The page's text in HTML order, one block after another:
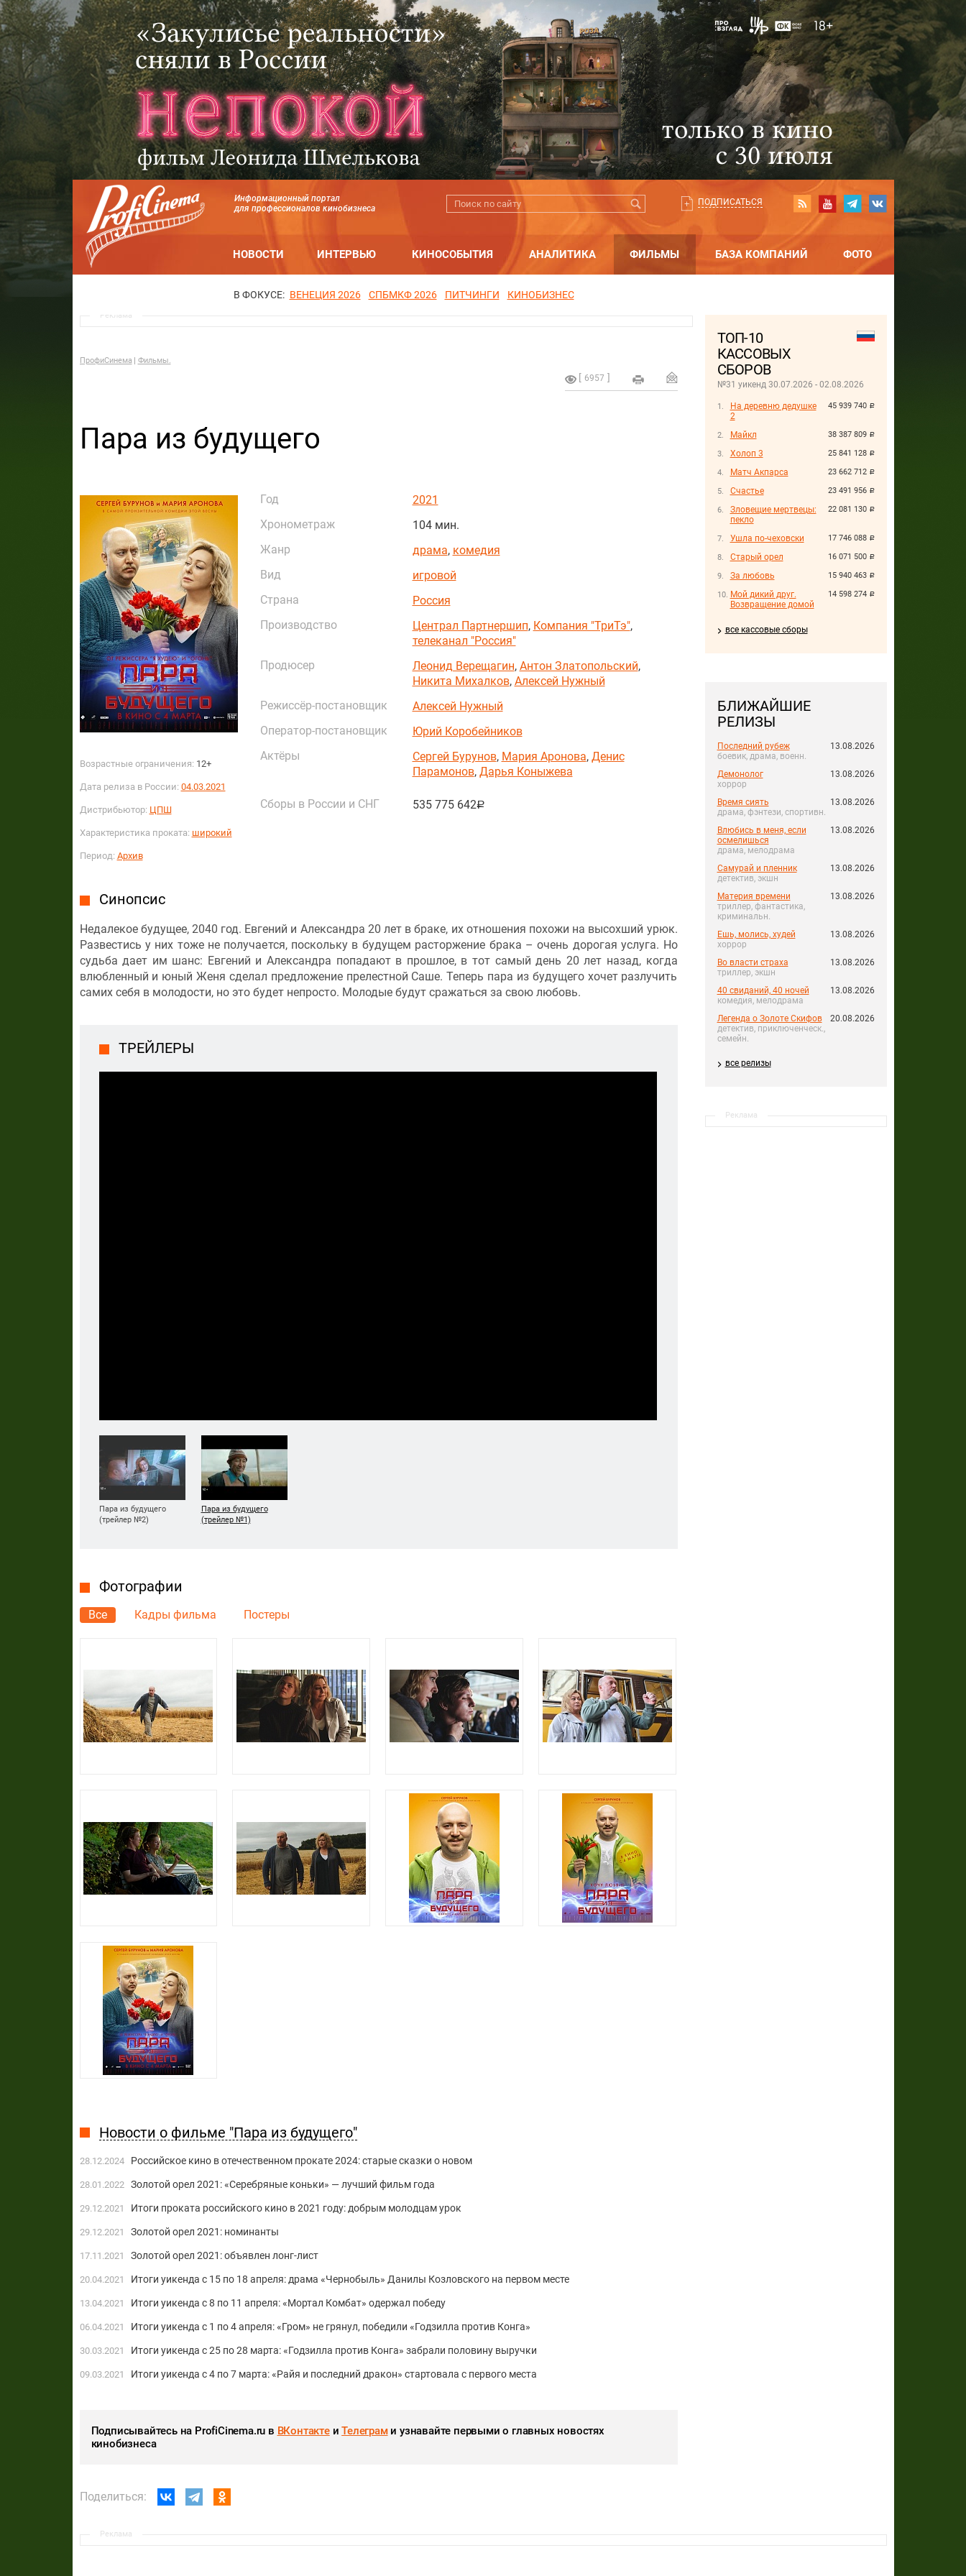
Информационный портал
для профессионалов кинобизнеса
ПОДПИСАТЬСЯ
НОВОСТИ ИНТЕРВЬЮ КИНОСОБЫТИЯ АНАЛИТИКА ФИЛЬМЫ БАЗА КОМПАНИЙ ФОТО
В ФОКУСЕ: ВЕНЕЦИЯ 2026 СПБМКФ 2026 ПИТЧИНГИ КИНОБИЗНЕС
ТОП-10
КАССОВЫХ
СБОРОВ
№31 уикенд 30.07.2026 - 02.08.2026
45 939 740 руб.
На деревню дедушке
2
38 387 809 руб.
Майкл
25 841 128 руб.
Холоп 3
23 662 712 руб.
Матч Акпарса
23 491 956 руб.
Счастье
22 081 130 руб.
Зловещие мертвецы:
пекло
17 746 088 руб.
Ушла по-чеховски
16 071 500 руб.
Старый орел
15 940 463 руб.
За любовь
14 598 274 руб.
Мой дикий друг.
Возвращение домой
все кассовые сборы
БЛИЖАЙШИЕ
РЕЛИЗЫ
Последний рубеж
боевик, драма, военн.
13.08.2026
Демонолог
хоррор
13.08.2026
Время сиять
драма, фэнтези, спортивн.
13.08.2026
Влюбись в меня, если
осмелишься
драма, мелодрама
13.08.2026
Самурай и пленник
детектив, экшн
13.08.2026
Материя времени
триллер, фантастика,
криминальн.
13.08.2026
Ешь, молись, худей
хоррор
13.08.2026
Во власти страха
триллер, экшн
13.08.2026
40 свиданий, 40 ночей
комедия, мелодрама
13.08.2026
Легенда о Золоте Скифов
детектив, приключенческ.,
семейн.
20.08.2026
все релизы
Реклама
Реклама
ПрофиСинема Фильмы.
6957
Пара из будущего
Возрастные ограничения: 12+
Дата релиза в России: 04.03.2021
Дистрибьютор: ЦПШ
Характеристика проката: широкий
Период: Архив
Год
2021
Хронометраж
104 мин.
Жанр
драма, комедия
Вид
игровой
Страна
Россия
Производство
Централ Партнершип, Компания "ТриТэ",
телеканал "Россия"
Продюсер
Леонид Верещагин, Антон Златопольский,
Никита Михалков, Алексей Нужный
Режиссёр-постановщик
Алексей Нужный
Оператор-постановщик
Юрий Коробейников
Актёры
Сергей Бурунов, Мария Аронова, Денис
Парамонов, Дарья Коныжева
Сборы в России и СНГ 535 775 642руб.
Синопсис
Недалекое будущее, 2040 год. Евгений и Александра 20 лет в браке, их отношения похожи на высохший урюк.
Развестись у них тоже не получается, поскольку в будущем расторжение брака – очень дорогая услуга. Но
судьба дает им шанс: Евгений и Александра попадают в прошлое, в тот самый день 20 лет назад, когда
влюбленный и юный Женя сделал предложение прелестной Саше. Теперь пара из будущего хочет разлучить
самих себя в молодости, но это будет непросто. Молодые будут сражаться за свою любовь.
ТРЕЙЛЕРЫ
Пара из будущего
(трейлер №2)
Пара из будущего
(трейлер №1)
Фотографии
Все Кадры фильма Постеры
Новости о фильме "Пара из будущего"
28.12.2024 Российское кино в отечественном прокате 2024: старые сказки о новом
28.01.2022 Золотой орел 2021: «Серебряные коньки» — лучший фильм года
29.12.2021 Итоги проката российского кино в 2021 году: добрым молодцам урок
29.12.2021 Золотой орел 2021: номинанты
17.11.2021 Золотой орел 2021: объявлен лонг-лист
20.04.2021 Итоги уикенда с 15 по 18 апреля: драма «Чернобыль» Данилы Козловского на первом месте
13.04.2021 Итоги уикенда с 8 по 11 апреля: «Мортал Комбат» одержал победу
06.04.2021 Итоги уикенда с 1 по 4 апреля: «Гром» не грянул, победили «Годзилла против Конга»
30.03.2021 Итоги уикенда с 25 по 28 марта: «Годзилла против Конга» забрали половину выручки
09.03.2021 Итоги уикенда с 4 по 7 марта: «Райя и последний дракон» стартовала с первого места
Подписывайтесь на ProfiCinema.ru в ВКонтактеиТелеграми узнавайте первыми о главных новостях
кинобизнеса
Поделиться:
Реклама